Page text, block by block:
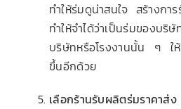
ทำให้ร่มดูน่าสนใจ สร้างกา
ทำให้จำได้ว่าเป็นร่มของบริ
บริษัทหรือโรงงานนั้น ๆ ให้
ขึ้นอีกด้วย
เลือกร้านรับผลิตร่มราคาส่ง